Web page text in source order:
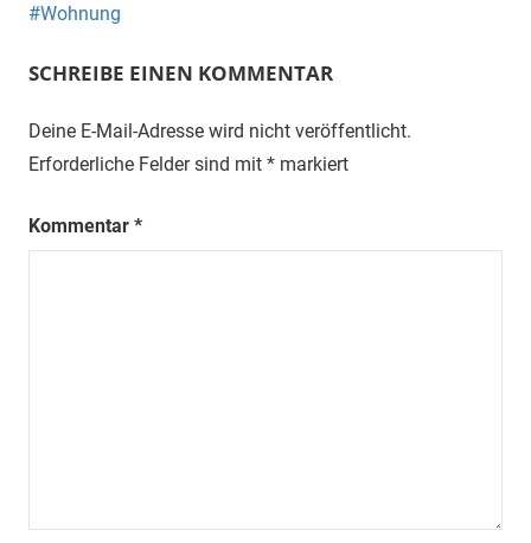
Wohnung
SCHREIBE EINEN KOMMENTAR
Deine E-Mail-Adresse wird nicht veröffentlicht.
Erforderliche Felder sind mit * markiert
Kommentar *